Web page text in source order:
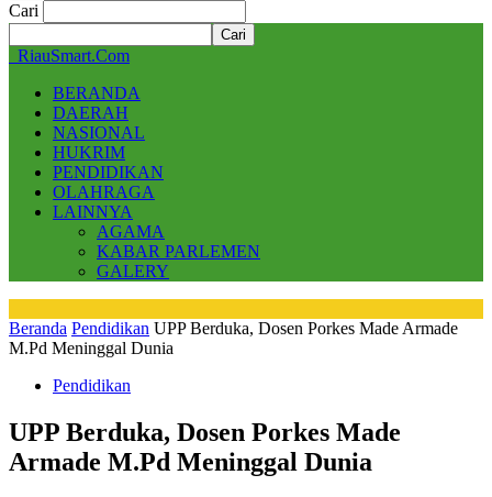
Cari
RiauSmart.Com
BERANDA
DAERAH
NASIONAL
HUKRIM
PENDIDIKAN
OLAHRAGA
LAINNYA
AGAMA
KABAR PARLEMEN
GALERY
Beranda Pendidikan UPP Berduka, Dosen Porkes Made Armade
M.Pd Meninggal Dunia
Pendidikan
UPP Berduka, Dosen Porkes Made
Armade M.Pd Meninggal Dunia